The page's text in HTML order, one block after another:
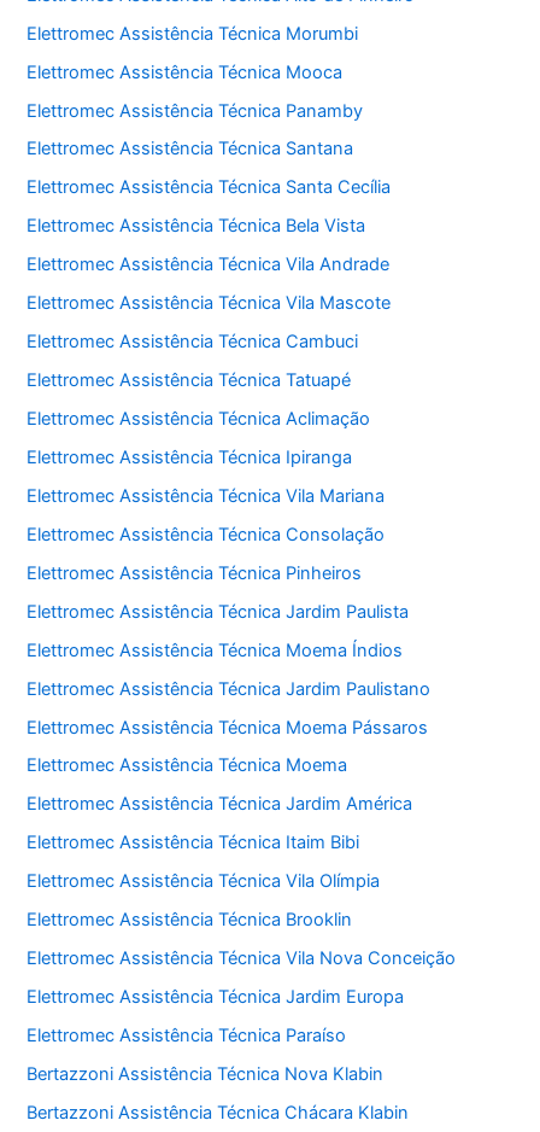
Elettromec Assistência Técnica Morumbi
Elettromec Assistência Técnica Mooca
Elettromec Assistência Técnica Panamby
Elettromec Assistência Técnica Santana
Elettromec Assistência Técnica Santa Cecília
Elettromec Assistência Técnica Bela Vista
Elettromec Assistência Técnica Vila Andrade
Elettromec Assistência Técnica Vila Mascote
Elettromec Assistência Técnica Cambuci
Elettromec Assistência Técnica Tatuapé
Elettromec Assistência Técnica Aclimação
Elettromec Assistência Técnica Ipiranga
Elettromec Assistência Técnica Vila Mariana
Elettromec Assistência Técnica Consolação
Elettromec Assistência Técnica Pinheiros
Elettromec Assistência Técnica Jardim Paulista
Elettromec Assistência Técnica Moema Índios
Elettromec Assistência Técnica Jardim Paulistano
Elettromec Assistência Técnica Moema Pássaros
Elettromec Assistência Técnica Moema
Elettromec Assistência Técnica Jardim América
Elettromec Assistência Técnica Itaim Bibi
Elettromec Assistência Técnica Vila Olímpia
Elettromec Assistência Técnica Brooklin
Elettromec Assistência Técnica Vila Nova Conceição
Elettromec Assistência Técnica Jardim Europa
Elettromec Assistência Técnica Paraíso
Bertazzoni Assistência Técnica Nova Klabin
Bertazzoni Assistência Técnica Chácara Klabin